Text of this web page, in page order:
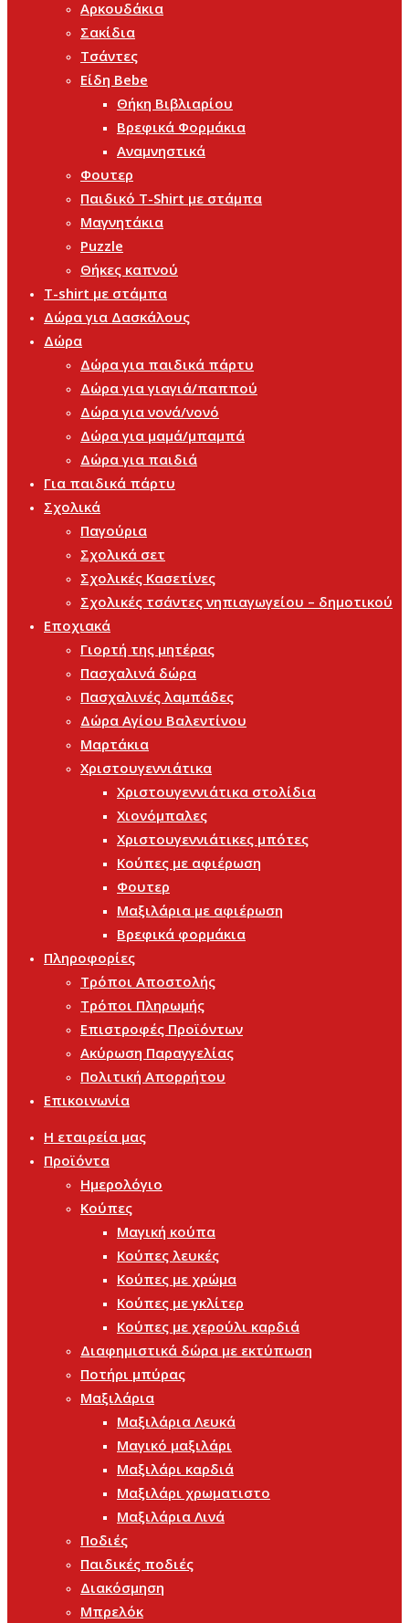
Αρκουδάκια
Σακίδια
Τσάντες
Είδη Bebe
Θήκη Βιβλιαρίου
Βρεφικά Φορμάκια
Αναμνηστικά
Φουτερ
Παιδικό T-Shirt με στάμπα
Μαγνητάκια
Puzzle
Θήκες καπνού
T-shirt με στάμπα
Δώρα για Δασκάλους
Δώρα
Δώρα για παιδικά πάρτυ
Δώρα για γιαγιά/παππού
Δώρα για νονά/νονό
Δώρα για μαμά/μπαμπά
Δώρα για παιδιά
Για παιδικά πάρτυ
Σχολικά
Παγούρια
Σχολικά σετ
Σχολικές Κασετίνες
Σχολικές τσάντες νηπιαγωγείου – δημοτικού
Εποχιακά
Γιορτή της μητέρας
Πασχαλινά δώρα
Πασχαλινές λαμπάδες
Δώρα Αγίου Βαλεντίνου
Μαρτάκια
Χριστουγεννιάτικα
Χριστουγεννιάτικα στολίδια
Χιονόμπαλες
Χριστουγεννιάτικες μπότες
Κούπες με αφιέρωση
Φουτερ
Μαξιλάρια με αφιέρωση
Βρεφικά φορμάκια
Πληροφορίες
Τρόποι Αποστολής
Τρόποι Πληρωμής
Επιστροφές Προϊόντων
Ακύρωση Παραγγελίας
Πολιτική Απορρήτου
Επικοινωνία
Η εταιρεία μας
Προϊόντα
Ημερολόγιο
Κούπες
Μαγική κούπα
Κούπες λευκές
Κούπες με χρώμα
Κούπες με γκλίτερ
Κούπες με χερούλι καρδιά
Διαφημιστικά δώρα με εκτύπωση
Ποτήρι μπύρας
Μαξιλάρια
Μαξιλάρια Λευκά
Μαγικό μαξιλάρι
Μαξιλάρι καρδιά
Μαξιλάρι χρωματιστο
Μαξιλάρια Λινά
Ποδιές
Παιδικές ποδιές
Διακόσμηση
Μπρελόκ